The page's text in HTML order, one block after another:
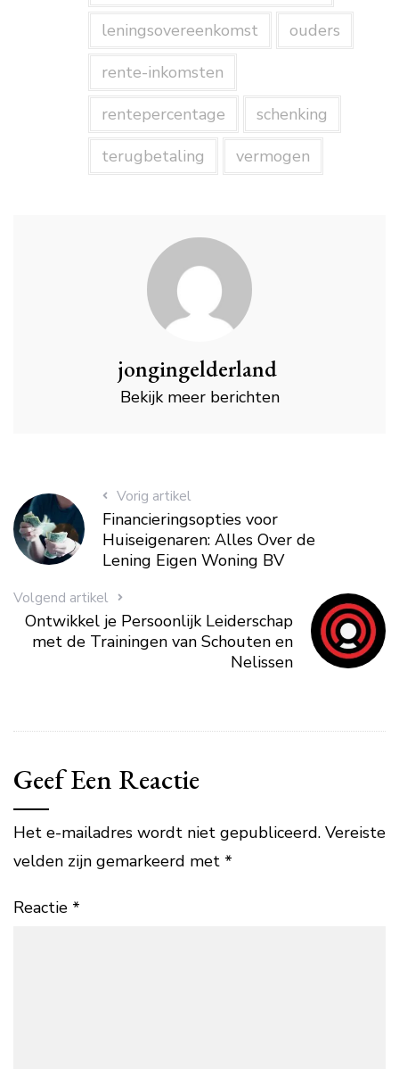
leningsovereenkomst
ouders
rente-inkomsten
rentepercentage
schenking
terugbetaling
vermogen
jongingelderland
Bekijk meer berichten
Vorig artikel
Financieringsopties voor
Huiseigenaren: Alles Over de
Lening Eigen Woning BV
Volgend artikel
Ontwikkel je Persoonlijk Leiderschap
met de Trainingen van Schouten en
Nelissen
Geef Een Reactie
Het e-mailadres wordt niet gepubliceerd. Vereiste
velden zijn gemarkeerd met *
Reactie *